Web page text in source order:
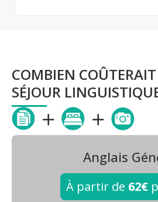
COMBIEN
SÉJOUR
Anglais
À partir de 62€